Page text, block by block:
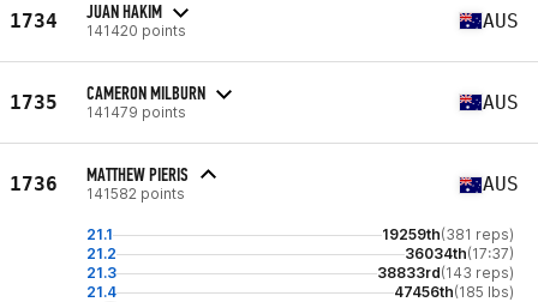
1734 JUAN HAKIM
141420 points AUS
1735 CAMERON MILBURN
141479 points AUS
1736 MATTHEW PIERIS
141582 points AUS
21.1 19259th(381 reps)
21.2
36034th(17:37)
21.3
38833rd(143 reps)
21.4
47456th(185 lbs)